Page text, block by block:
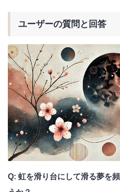
ユーザーの質問と回答
Q: 虹を滑り台にして滑る夢を